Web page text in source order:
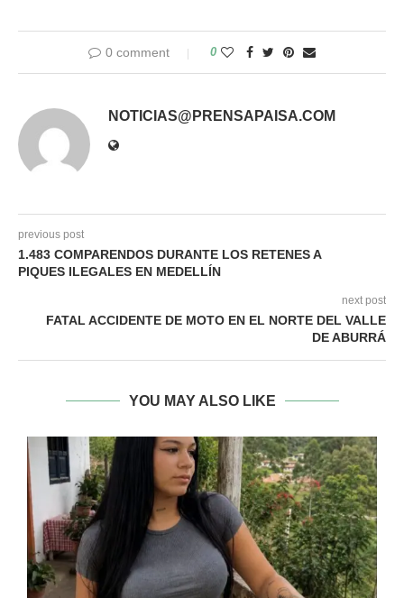
0 comment 0
NOTICIAS@PRENSAPAISA.COM
previous post
1.483 COMPARENDOS DURANTE LOS RETENES A
PIQUES ILEGALES EN MEDELLÍN
next post
FATAL ACCIDENTE DE MOTO EN EL NORTE DEL VALLE
DE ABURRÁ
YOU MAY ALSO LIKE